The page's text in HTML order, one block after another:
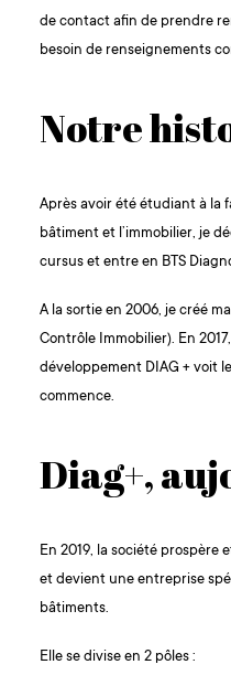
Notre
Après avoir été étudiant à la
bâtiment et l’immobilier, je
cursus et entre en BTS
A la sortie en 2006, je créé
Contrôle Immobilier). En
développement DIAG + voit
commence.
Diag+,
En 2019, la société prospère
et devient une entreprise
bâtiments.
Elle se divise en 2 pôles :
de contact afin de prendre
besoin de renseignements